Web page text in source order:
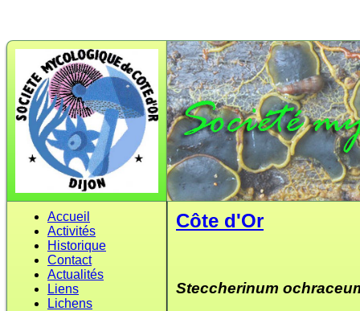
Accueil
Activités
Historique
Contact
Actualités
Liens
Lichens
Côte d'Or
Steccherinum